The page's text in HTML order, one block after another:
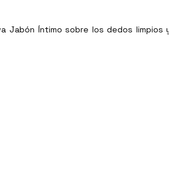
Jabón Íntimo sobre los dedos